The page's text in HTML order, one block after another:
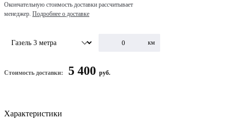
Окончательную стоимость доставки рассчитывает
менеджер. Подробнее о доставке
км
Стоимость доставки: 5 400 руб.
Характеристики